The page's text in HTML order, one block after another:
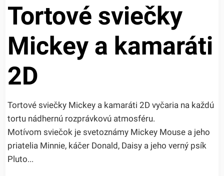
Tortové sviečky
Mickey a kamaráti
2D
Tortové sviečky Mickey a kamaráti 2D vyčaria na každú
tortu nádhernú rozprávkovú atmosféru.
Motívom sviečok je svetoznámy Mickey Mouse a jeho
priatelia Minnie, káčer Donald, Daisy a jeho verný psík
Pluto...